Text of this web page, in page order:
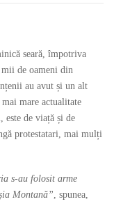
seară, împotriva
de oameni din
au avut și un alt
mare actualitate
este de viață și de
protestatari, mai mulți
s-au folosit arme
Montană”, spunea,